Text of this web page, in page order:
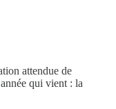
attendue de
qui vient : la